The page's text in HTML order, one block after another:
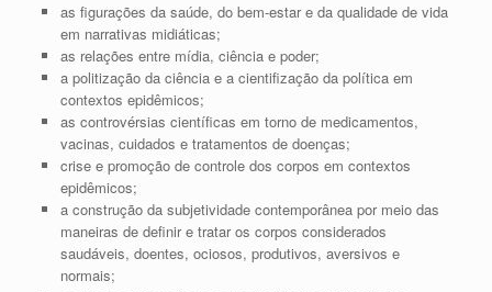
as figurações da saúde, do bem-estar e da qualidade de vida
em narrativas midiáticas;
as relações entre mídia, ciência e poder;
a politização da ciência e a cientifização da política em
contextos epidêmicos;
as controvérsias científicas em torno de medicamentos,
vacinas, cuidados e tratamentos de doenças;
crise e promoção de controle dos corpos em contextos
epidêmicos;
a construção da subjetividade contemporânea por meio das
maneiras de definir e tratar os corpos considerados
saudáveis, doentes, ociosos, produtivos, aversivos e
normais;